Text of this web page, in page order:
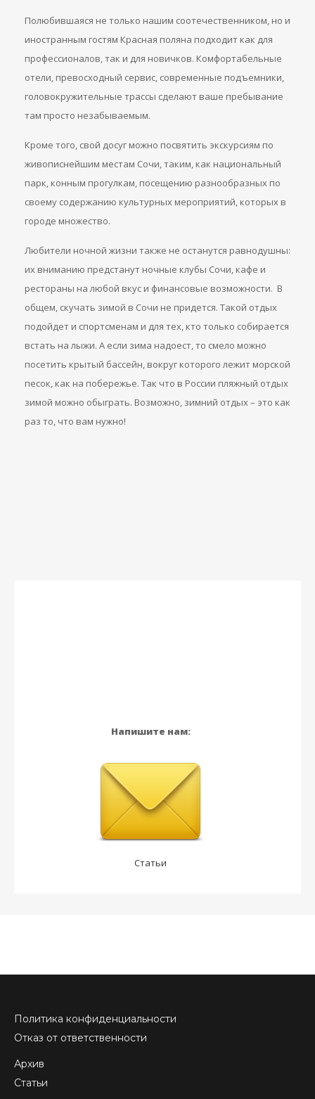
Полюбившаяся не только нашим соотечественником, но и
иностранным гостям Красная поляна подходит как для
профессионалов, так и для новичков. Комфортабельные
отели, превосходный сервис, современные подъемники,
головокружительные трассы сделают ваше пребывание
там просто незабываемым.
Кроме того, свой досуг можно посвятить экскурсиям по
живописнейшим местам Сочи, таким, как национальный
парк, конным прогулкам, посещению разнообразных по
своему содержанию культурных мероприятий, которых в
городе множество.
Любители ночной жизни также не останутся равнодушны:
их вниманию предстанут ночные клубы Сочи, кафе и
рестораны на любой вкус и финансовые возможности. В
общем, скучать зимой в Сочи не придется. Такой отдых
подойдет и спортсменам и для тех, кто только собирается
встать на лыжи. А если зима надоест, то смело можно
посетить крытый бассейн, вокруг которого лежит морской
песок, как на побережье. Так что в России пляжный отдых
зимой можно обыграть. Возможно, зимний отдых – это как
раз то, что вам нужно!
Напишите нам:
Статьи
Политика конфиденциальности
Отказ от ответственности
Архив
Статьи